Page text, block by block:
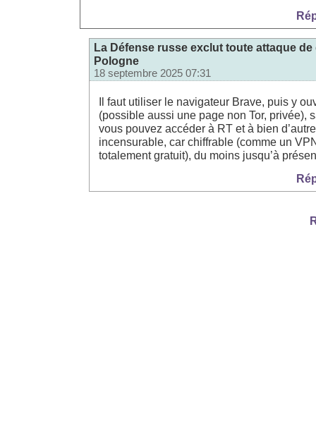
La Défense russe exclut toute attaque
Pologne
18 septembre 2025 07:31
Il faut utiliser le navigateur Brave, puis y
(possible aussi une page non Tor, privée),
vous pouvez accéder à RT et à bien
incensurable, car chiffrable (comme un
totalement gratuit), du moins jusqu’à